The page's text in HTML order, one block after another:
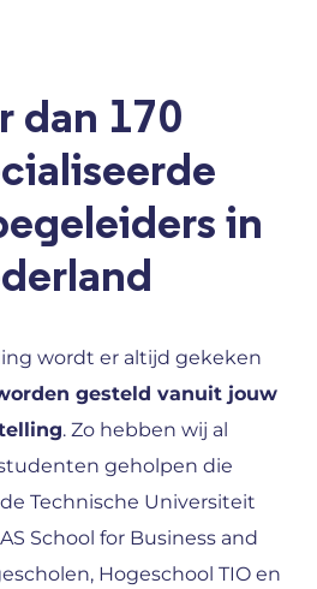
dan 170
in
wordt er altijd gekeken
gesteld vanuit jouw
. Zo hebben wij al
geholpen die
Technische Universiteit
School for Business and
Hogeschool TIO en